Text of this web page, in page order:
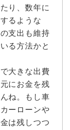
り、数年に
るような
支出も維持
る方法かと
大きな出費
にお金を残
ね。もし車
ーローンや
は残しつつ